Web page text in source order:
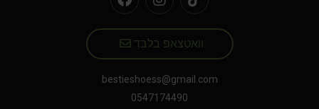
וואטצאפ בלבד
bestieshoess@gmail.com
0547174490